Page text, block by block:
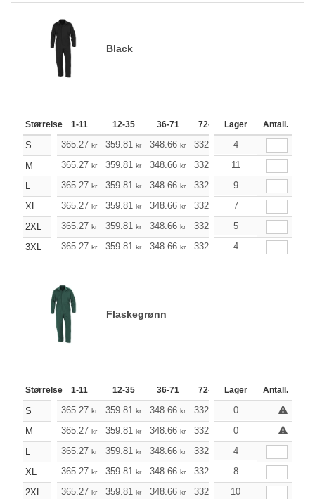
Black
Størrelse 1-11 12-35 36-71 72-143 144-287
Lager Antall.
S 365.27 kr 359.81 kr 348.66 kr 332.16
4
M
365.27 kr 359.81 kr 348.66 kr 332.16 315.55
11
L
365.27 kr 359.81 kr 348.66 kr 332.16
9
XL
365.27 kr 359.81 kr 348.66 kr 332.16
7
2XL
365.27 kr 359.81 kr 348.66 kr 332.16
5
3XL
365.27 kr 359.81 kr 348.66 kr 332.16 4
Flaskegrønn
Størrelse 1-11 12-35 36-71 72-143 144-287
Lager Antall.
S 365.27 kr 359.81 kr 348.66 kr 332.16 307.18
0
M
365.27 kr 359.81 kr 348.66 kr 332.16 307.18
0
L
365.27 kr 359.81 kr 348.66 kr 332.16
4
XL
365.27 kr 359.81 kr 348.66 kr 332.16
8
2XL
365.27 kr 359.81 kr 348.66 kr 332.16 315.55
10